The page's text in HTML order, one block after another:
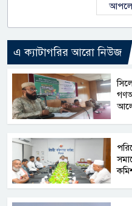
এ ক্যাটাগরির আরো নিউজ